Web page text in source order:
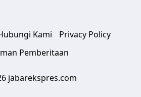
Kami
Privacy Policy
Pemberitaan
jabarekspres.com